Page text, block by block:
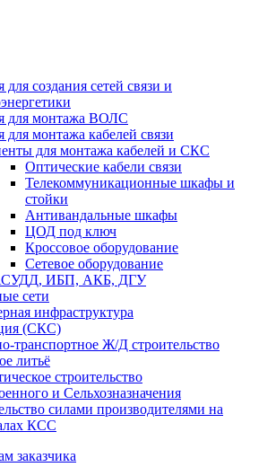
для создания сетей связи и
для монтажа ВОЛС
для монтажа кабелей связи
для монтажа кабелей и СКС
Оптические кабели связи
Телекоммуникационные шкафы и
стойки
Антивандальные шкафы
ЦОД под ключ
Кроссовое оборудование
Сетевое оборудование
ИБП, АКБ, ДГУ
сети
инфраструктура
(СКС)
транспортное Ж/Д строительство
литьё
строительство
и Сельхозназначения
силами производителями на
КСС
заказчика